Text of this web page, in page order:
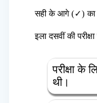
सही के आगे (✓) का
इला दसवीं की
परीक्षा के
थी।